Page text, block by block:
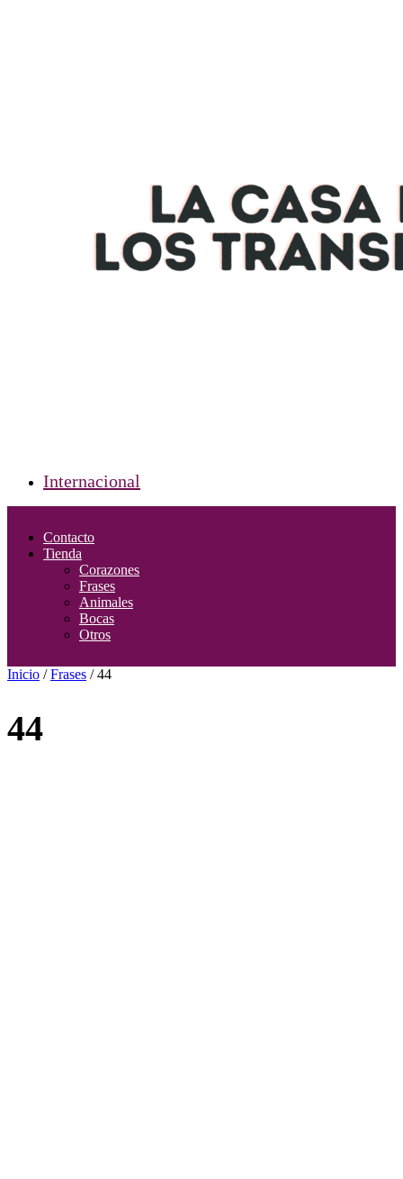
Internacional
Contacto
Tienda
Corazones
Frases
Animales
Bocas
Otros
Inicio /Frases / 44
44